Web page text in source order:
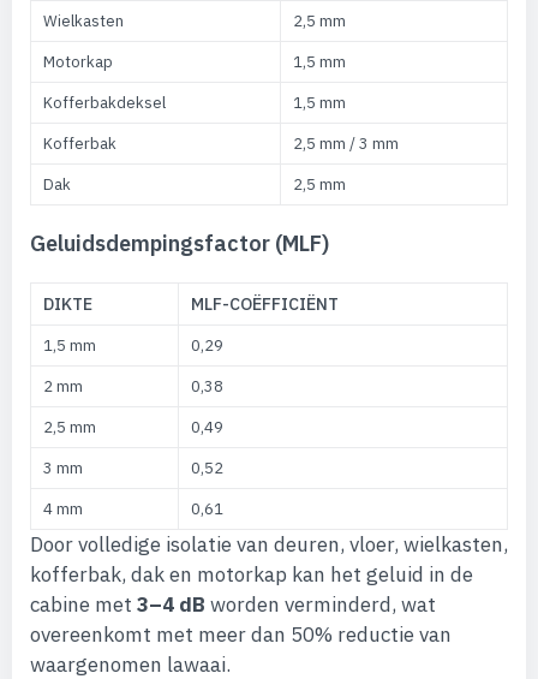
Wielkasten
2,5 mm
Motorkap
1,5 mm
Kofferbakdeksel
1,5 mm
Kofferbak
2,5 mm / 3 mm
Dak
2,5 mm
Geluidsdempingsfactor (MLF)
DIKTE MLF-COËFFICIËNT
1,5 mm
0,29
2 mm
0,38
2,5 mm
0,49
3 mm
0,52
4 mm
0,61
Door volledige isolatie van deuren, vloer, wielkasten,
kofferbak, dak en motorkap kan het geluid in de
cabine met 3–4 dB worden verminderd, wat
overeenkomt met meer dan 50% reductie van
waargenomen lawaai.